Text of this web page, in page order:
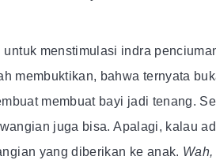
menstimulasi indra
membuktikan, bahwa ternyata
membuat bayi jadi tenang.
juga bisa. Apalagi, kalau
yang diberikan ke anak. Wah,